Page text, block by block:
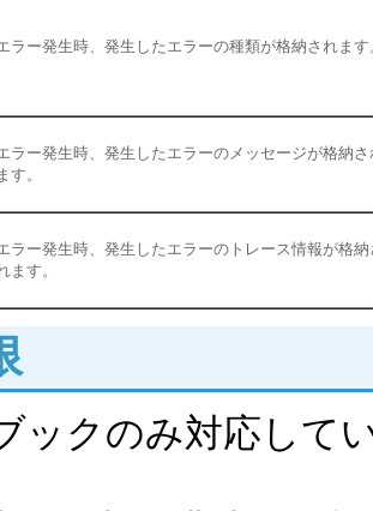
ラー発生時、発生したエラーの種類が格納されます
ラー発生時、発生したエラーのメッセージが格納さ
す。
ラー発生時、発生したエラーのトレース情報が格納
ます。
ックのみ対応して